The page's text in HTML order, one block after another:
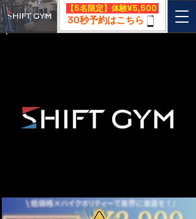
​【5名限定】体験¥5,500
30秒予約はこちら